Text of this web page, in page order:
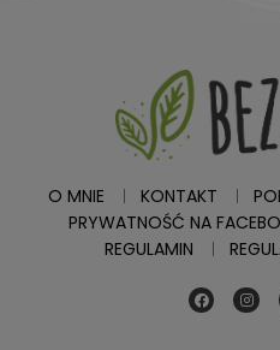
O MNIE KONTAKT
PRYWATNOŚĆ NA
REGULAMIN